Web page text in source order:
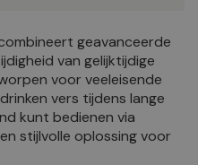
geavanceerde
van gelijktijdige
voor veeleisende
vers tijdens lange
kunt bedienen via
stijlvolle oplossing voor